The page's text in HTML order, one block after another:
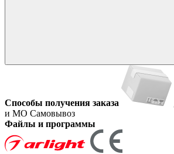
Способы получения заказа
и МО Самовывоз
Файлы и программы